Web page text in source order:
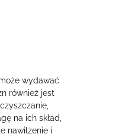
wydawać
również jest
na ich skład,
nawilżenie i